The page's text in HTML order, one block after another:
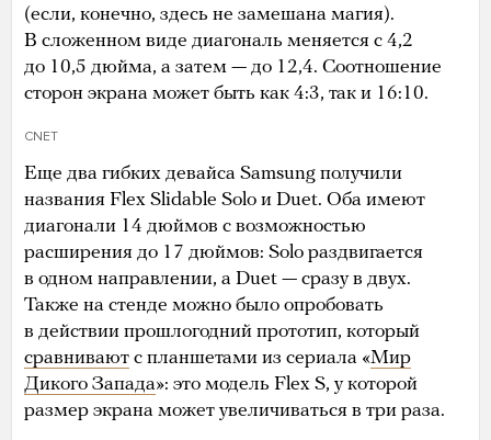
(если, конечно, здесь не замешана магия).
В сложенном виде диагональ меняется с 4,2
до 10,5 дюйма, а затем — до 12,4. Соотношение
сторон экрана может быть как 4:3, так и 16:10.
CNET
Еще два гибких девайса Samsung получили
названия Flex Slidable Solo и Duet. Оба имеют
диагонали 14 дюймов с возможностью
расширения до 17 дюймов: Solo раздвигается
в одном направлении, а Duet — сразу в двух.
Также на стенде можно было опробовать
в действии прошлогодний прототип, который
сравнивают с планшетами из сериала «Мир
Дикого Запада»: это модель Flex S, у которой
размер экрана может увеличиваться в три раза.